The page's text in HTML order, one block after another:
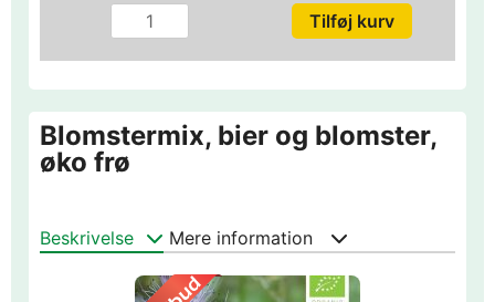
Blomstermix, bier og blomster,
øko frø
Beskrivelse Mere information